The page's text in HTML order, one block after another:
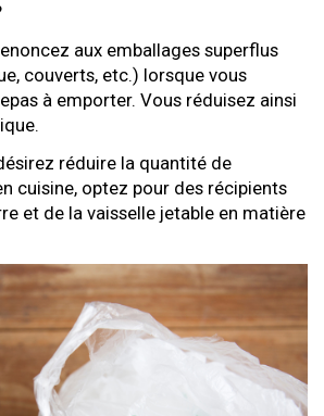
aux emballages superflus
couverts, etc.) lorsque vous
à emporter. Vous réduisez ainsi
réduire la quantité de
cuisine, optez pour des récipients
et de la vaisselle jetable en matière